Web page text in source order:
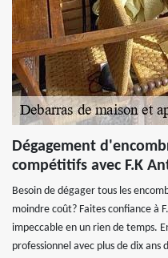
Dégagement
compétitifs avec F.K
Besoin de dégager tous les
moindre coût? Faites confiance à
impeccable en un rien de temps.
professionnel avec plus de dix